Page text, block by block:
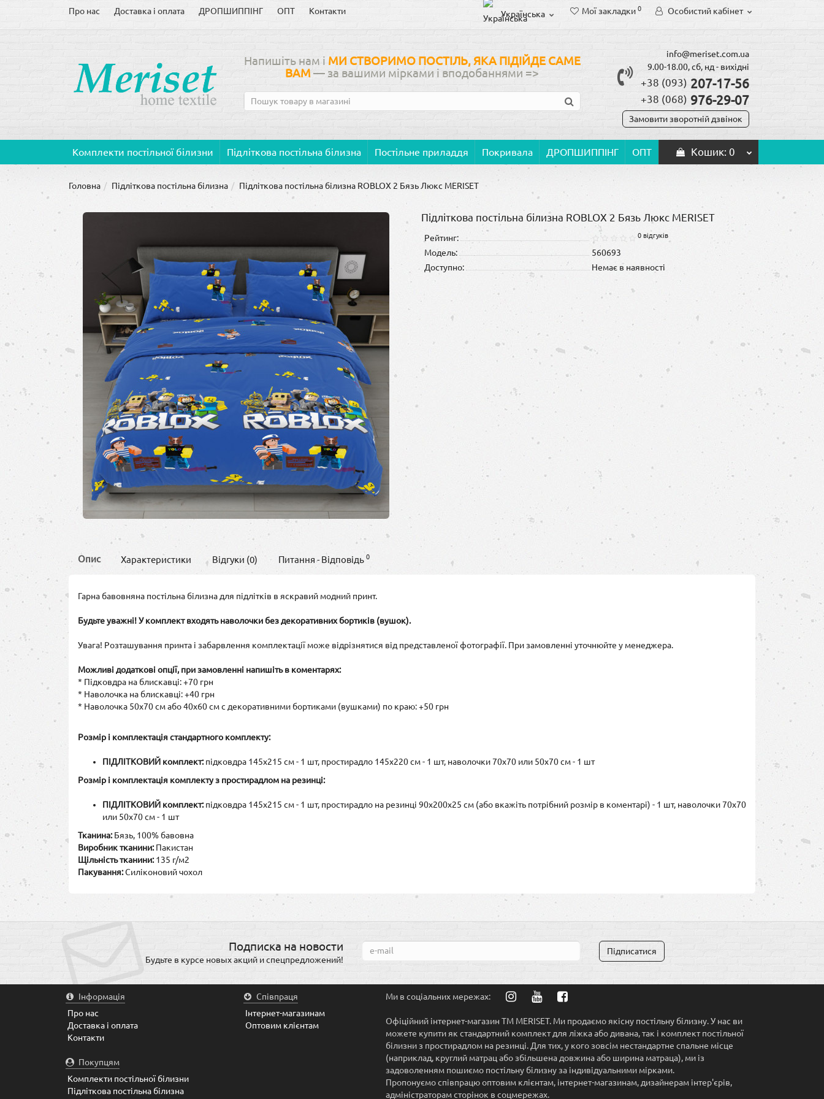
Про нас Доставка і оплата ДРОПШИППІНГ ОПТ Контакти Українська Мої закладки 0 Особистий кабінет
Напишіть нам і МИ СТВОРИМО ПОСТІЛЬ, ЯКА ПІДІЙДЕ САМЕ
ВАМ — за вашими мірками і вподобаннями =>
info@meriset.com.ua
9.00-18.00, сб, нд - вихідні
+38 (093) 207-17-56
+38 (068) 976-29-07
Замовити зворотній дзвінок
Комплекти постільної білизни Підліткова постільна білизна Постільне приладдя Покривала ДРОПШИППІНГ ОПТ Кошик: 0
Головна Підліткова постільна білизна Підліткова постільна білизна ROBLOX 2 Бязь Люкс MERISET
Підліткова постільна білизна ROBLOX 2 Бязь Люкс MERISET
Рейтинг: 0 відгуків
Модель:
560693
Доступно:
Немає в наявності
Опис Характеристики Відгуки (0) Питання - Відповідь 0
Гарна бавовняна постільна білизна для підлітків в яскравий модний принт.
Будьте уважні! У комплект входять наволочки без декоративних бортиків (вушок).
Увага! Розташування принта і забарвлення комплектації може відрізнятися від представленої фотографії. При замовленні уточнюйте у менеджера.
Можливі додаткові опції, при замовленні напишіть в коментарях:
* Підковдра на блискавці: +70 грн
* Наволочка на блискавці: +40 грн
* Наволочка 50х70 см або 40х60 см с декоративними бортиками (вушками) по краю: +50 грн
Розмір і комплектація стандартного комплекту:
ПІДЛІТКОВИЙ комплект:підковдра 145х215 см - 1 шт, простирадло 145х220 см - 1 шт, наволочки 70х70 или 50х70 см - 1 шт
Розмір і комплектація комплекту з простирадлом на резинці:
ПІДЛІТКОВИЙ комплект:підковдра 145х215 см - 1 шт, простирадло на резинці 90х200х25 см (або вкажіть потрібний розмір в коментарі) - 1 шт, наволочки 70х70
или 50х70 см - 1 шт
Тканина:Бязь, 100% бавовна
Виробник тканини:Пакистан
Щільність тканини:135 г/м2
Пакування:Силіконовий чохол
Подписка на новости
Будьте в курсе новых акций и спецпредложений!
Підписатися
Інформація
Про нас
Доставка і оплата
Контакти
Покупцям
Комплекти постільної білизни
Підліткова постільна білизна
Співпраця
Інтернет-магазинам
Оптовим клієнтам
Ми в соціальних мережах:
Офіційний інтернет-магазин ТМ MERISET. Ми продаємо якісну постільну білизну. У нас ви
можете купити як стандартний комплект для ліжка або дивана, так і комплект постільної
білизни з простирадлом на резинці. Для тих, у кого зовсім нестандартне спальне місце
(наприклад, круглий матрац або збільшена довжина або ширина матраца), ми із
задоволенням пошиємо постільну білизну за індивідуальними мірками.
Пропонуємо співпрацю оптовим клієнтам, інтернет-магазинам, дизайнерам інтер'єрів,
адміністраторам сторінок в соцмережах.